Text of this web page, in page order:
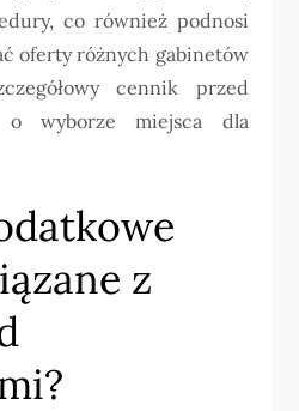
co również podnosi
oferty różnych gabinetów
cennik przed
o wyborze miejsca dla
z